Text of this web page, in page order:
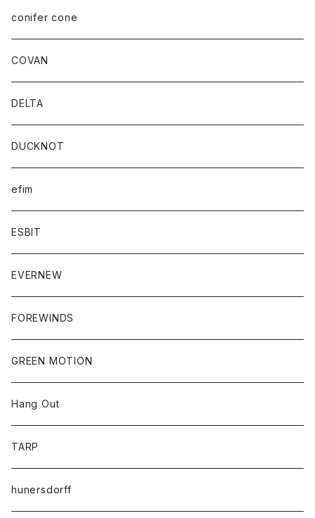
conifer cone
COVAN
DELTA
DUCKNOT
efim
ESBIT
EVERNEW
FOREWINDS
GREEN MOTION
Hang Out
TARP
hunersdorff